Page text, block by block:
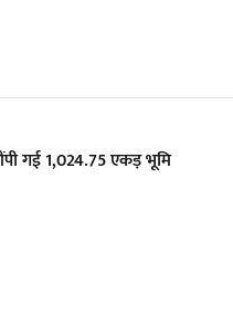
गई 1,024.75 एकड़ भूमि